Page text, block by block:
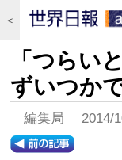
＜
「つらい
ずいつか
編集局 2014/